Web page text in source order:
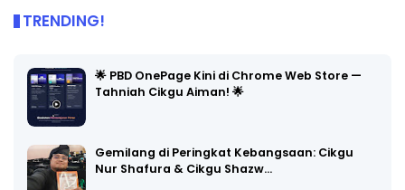
TRENDING!
🌟 PBD OnePage Kini di Chrome Web Store —
Tahniah Cikgu Aiman! 🌟
Gemilang di Peringkat Kebangsaan: Cikgu
Nur Shafura & Cikgu Shazw…